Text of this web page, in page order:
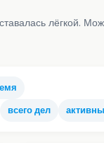
лёгкой.
всего дел